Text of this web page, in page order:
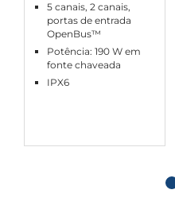
5 canais, 2 canais,
portas de entrada
OpenBus™
Potência: 190 W em
fonte chaveada
IPX6